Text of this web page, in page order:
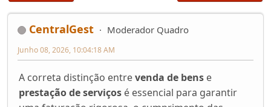
CentralGest Moderador Quadro
Junho 08, 2026, 10:04:18 AM
A correta distinção entrevenda de bens e
prestação de serviços é essencial para garantir